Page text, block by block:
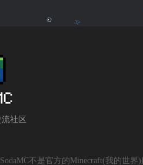
社区
SodaMC不是官方的Minecraft(我的世界